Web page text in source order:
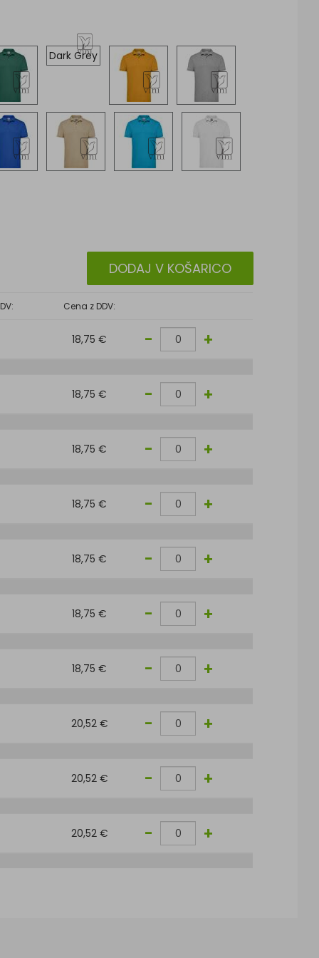
Dark Grey
DODAJ V KOŠARICO
Cena z DDV:
18,75 € - +
18,75 € - +
18,75 € - +
18,75 € - +
18,75 € - +
18,75 € - +
18,75 € - +
20,52 € - +
20,52 € - +
20,52 € - +